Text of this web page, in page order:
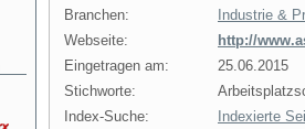
Branchen:
Industrie &
Webseite:
http://
Eingetragen am:
25.06.2015
Stichworte:
Index-Suche:
Indexierte